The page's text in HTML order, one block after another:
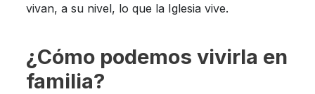
vivan, a su nivel, lo que la Iglesia vive.
¿Cómo podemos vivirla en
familia?